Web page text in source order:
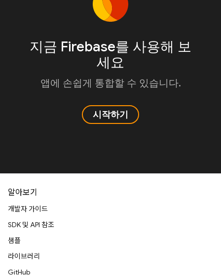
지금 Firebase를 사용해 보
세요
앱에 손쉽게 통합할 수 있습니다.
시작하기
알아보기
개발자 가이드
SDK 및 API 참조
샘플
라이브러리
GitHub